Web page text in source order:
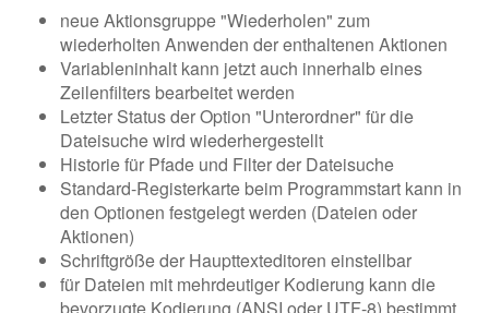
neue Aktionsgruppe "Wiederholen" zum
wiederholten Anwenden der enthaltenen Aktionen
Variableninhalt kann jetzt auch innerhalb eines
Zeilenfilters bearbeitet werden
Letzter Status der Option "Unterordner" für die
Dateisuche wird wiederhergestellt
Historie für Pfade und Filter der Dateisuche
Standard-Registerkarte beim Programmstart kann in
den Optionen festgelegt werden (Dateien oder
Aktionen)
Schriftgröße der Haupttexteditoren einstellbar
für Dateien mit mehrdeutiger Kodierung kann die